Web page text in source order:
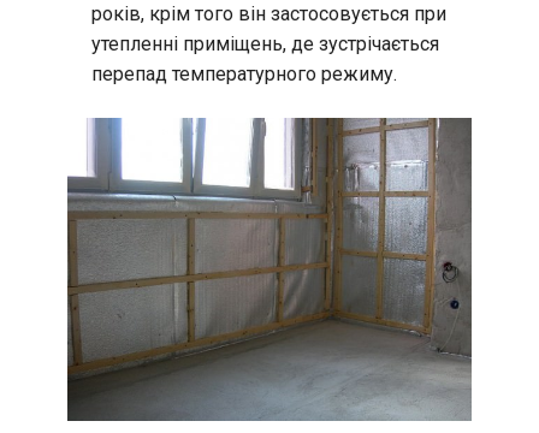
років, крім того він застосовується при
утепленні приміщень, де зустрічається
перепад температурного режиму.